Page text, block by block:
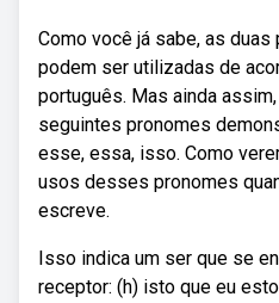
Como você já sabe, as
podem ser utilizadas de
português. Mas ainda
seguintes pronomes
esse, essa, isso. Como
usos desses pronomes
escreve.
Isso indica um ser que se
receptor: (h) isto que eu